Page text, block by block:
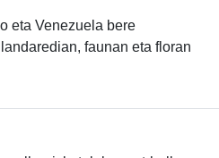
eta Venezuela bere
faunan eta floran